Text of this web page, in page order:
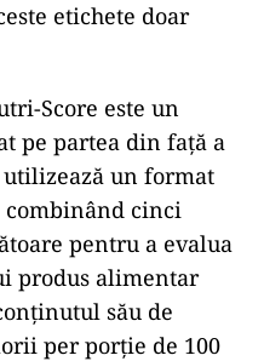
etichete doar
Score este un
pe partea din față a
utilizează un format
combinând cinci
pentru a evalua
produs alimentar
său de
per porție de 100